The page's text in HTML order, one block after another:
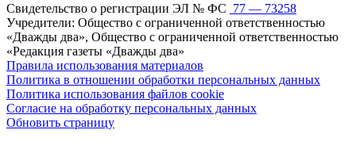
Свидетельство о регистрации ЭЛ № ФС 77 — 73258
Учредители: Общество с ограниченной ответственностью
«Дважды два», Общество с ограниченной ответственностью
«Редакция газеты «Дважды два»
Правила использования материалов
Политика в отношении обработки персональных данных
Политика использования файлов cookie
Согласие на обработку персональных данных
Обновить страницу